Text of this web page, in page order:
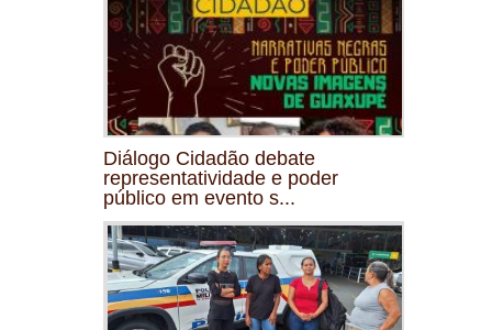
Diálogo Cidadão debate
representatividade e poder
público em evento s...